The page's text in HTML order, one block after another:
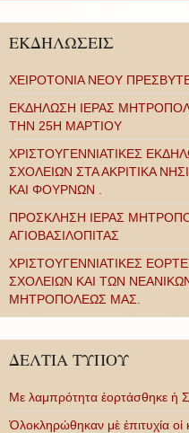
ΕΚΔΗΛΩΣΕΙΣ
ΧΕΙΡΟΤΟΝΙΑ ΝΕΟΥ
ΕΚΔΗΛΩΣΗ ΙΕΡΑΣ
ΤΗΝ 25Η ΜΑΡΤΙΟΥ
ΧΡΙΣΤΟΥΓΕΝΝΙΑΤΙΚΕΣ
ΣΧΟΛΕΙΩΝ ΣΤΑ ΑΚΡΙΤΙΚΑ
ΚΑΙ ΦΟΥΡΝΩΝ .
ΠΡΟΣΚΛΗΣΗ ΙΕΡΑΣ
ΑΓΙΟΒΑΣΙΛΟΠΙΤΑΣ
ΧΡΙΣΤΟΥΓΕΝΝΙΑΤΙΚΕΣ
ΣΧΟΛΕΙΩΝ ΚΑΙ ΤΩΝ
ΜΗΤΡΟΠΟΛΕΩΣ ΜΑΣ.
ΔΕΛΤΙΑ ΤΥΠΟΥ
Με λαμπρότητα ἑορτάσθηκε ἡ
Ὁλοκληρώθηκαν μὲ ἐπιτυχία οἱ